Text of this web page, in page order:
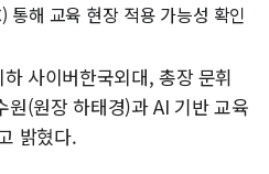
통해 교육 현장 적용 가능성 확인
사이버한국외대, 총장 문휘
(원장 하태경)과 AI 기반 교육
밝혔다.